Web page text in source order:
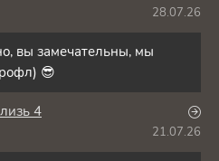
28.07.26
вы замечательны, мы
😎
4
21.07.26